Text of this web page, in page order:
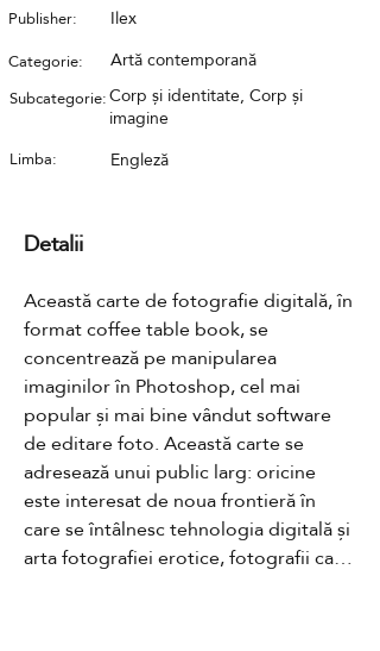
Publisher: Ilex
Categorie: Artă contemporană
Subcategorie:Corp și identitate, Corp și
imagine
Limba: Engleză
Detalii
Această carte de fotografie digitală, în
format coffee table book, se
concentrează pe manipularea
imaginilor în Photoshop, cel mai
popular și mai bine vândut software
de editare foto. Această carte se
adresează unui public larg: oricine
este interesat de noua frontieră în
care se întâlnesc tehnologia digitală și
arta fotografiei erotice, fotografii care